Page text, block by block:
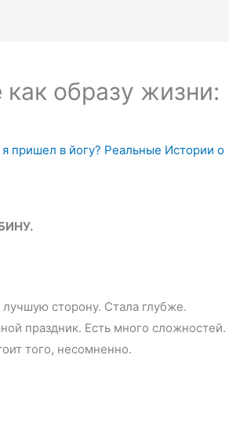
образу жизни:
пришел в йогу? Реальные Истории о
сторону. Стала глубже.
праздник. Есть много сложностей.
того, несомненно.